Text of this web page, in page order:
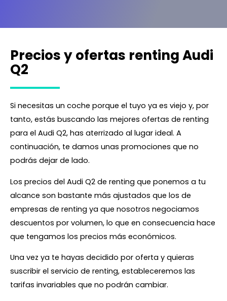
Precios y ofertas renting Audi
Q2
Si necesitas un coche porque el tuyo ya es viejo y, por
tanto, estás buscando las mejores ofertas de renting
para el Audi Q2, has aterrizado al lugar ideal. A
continuación, te damos unas promociones que no
podrás dejar de lado.
Los precios del Audi Q2 de renting que ponemos a tu
alcance son bastante más ajustados que los de
empresas de renting ya que nosotros negociamos
descuentos por volumen, lo que en consecuencia hace
que tengamos los precios más económicos.
Una vez ya te hayas decidido por oferta y quieras
suscribir el servicio de renting, estableceremos las
tarifas invariables que no podrán cambiar.